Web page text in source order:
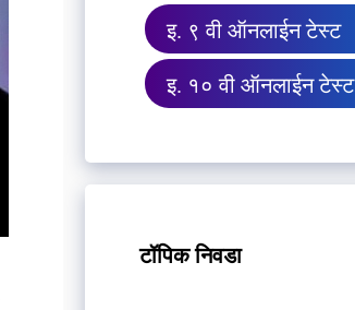
इ. ९ वी ऑनलाईन टेस्ट
इ. १० वी ऑनलाईन टेस्ट
टॉपिक निवडा